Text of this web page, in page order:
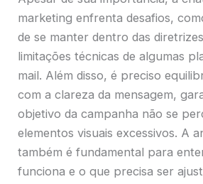
marketing enfrenta desafios,
de se manter dentro das
limitações técnicas de algumas
mail. Além disso, é preciso
com a clareza da mensagem,
objetivo da campanha não se
elementos visuais excessivos. A
também é fundamental para
funciona e o que precisa ser